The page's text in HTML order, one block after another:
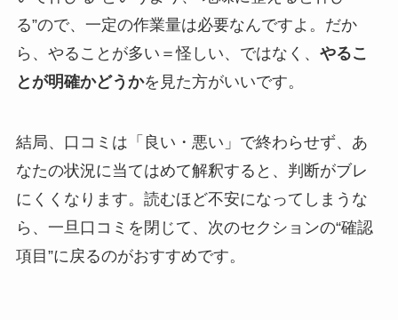
る”ので、一定の作業量は必要なんですよ。だか
ら、やることが多い＝怪しい、ではなく、 やるこ
とが明確かどうかを見た方がいいです。
結局、口コミは「良い・悪い」で終わらせず、あ
なたの状況に当てはめて解釈すると、判断がブレ
にくくなります。読むほど不安になってしまうな
ら、一旦口コミを閉じて、次のセクションの“確認
項目”に戻るのがおすすめです。